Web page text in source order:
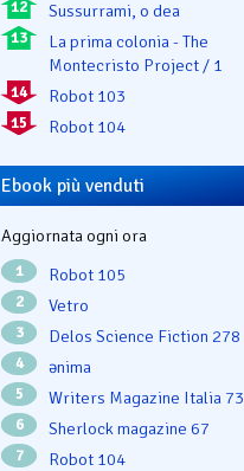
12 Sussurrami, o dea
13
La prima colonia - The
Montecristo Project / 1
14 Robot 103
15 Robot 104
Ebook più venduti
Aggiornata ogni ora
1 Robot 105
2 Vetro
3 Delos Science Fiction 278
4 ənima
5 Writers Magazine Italia 73
6 Sherlock magazine 67
7 Robot 104